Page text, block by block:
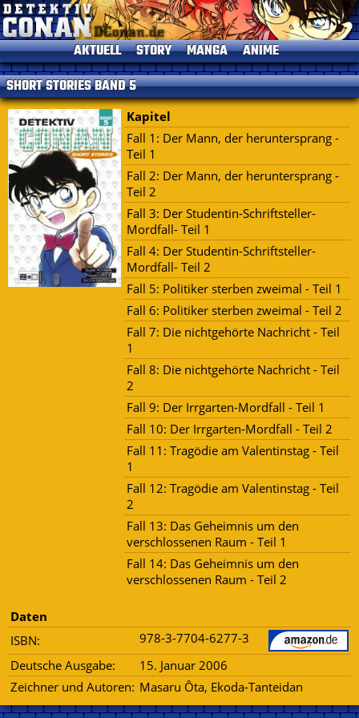
AKTUELL
News
TV-Programm
Termine
Umfragen
Seitenhistorie
Datenschutz
Kontakt
Impressum
STORY
Einleitung
Charaktere
Gosho Aoyama
Conan's Items
MANGA
Einleitung
Alle Bände
Short Stories
ANIME
Einleitung
Episoden
Sprecher
Specials
DVDs
SHORT STORIES BAND 5
Kapitel
Fall 1: Der Mann, der heruntersprang -
Teil 1
Fall 2: Der Mann, der heruntersprang -
Teil 2
Fall 3: Der Studentin-Schriftsteller-
Mordfall- Teil 1
Fall 4: Der Studentin-Schriftsteller-
Mordfall- Teil 2
Fall 5: Politiker sterben zweimal - Teil 1
Fall 6: Politiker sterben zweimal - Teil 2
Fall 7: Die nichtgehörte Nachricht - Teil
1
Fall 8: Die nichtgehörte Nachricht - Teil
2
Fall 9: Der Irrgarten-Mordfall - Teil 1
Fall 10: Der Irrgarten-Mordfall - Teil 2
Fall 11: Tragödie am Valentinstag - Teil
1
Fall 12: Tragödie am Valentinstag - Teil
2
Fall 13: Das Geheimnis um den
verschlossenen Raum - Teil 1
Fall 14: Das Geheimnis um den
verschlossenen Raum - Teil 2
Daten
ISBN:
978-3-7704-6277-3
Deutsche Ausgabe:
15. Januar 2006
Zeichner und Autoren: Masaru Ôta, Ekoda-Tanteidan